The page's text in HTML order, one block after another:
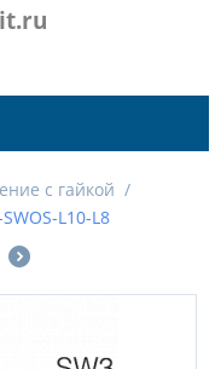
с гайкой /
L10-L8